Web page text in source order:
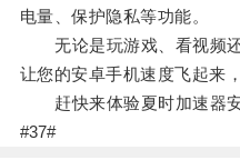
电量、保护隐私等功能。
无论是玩游戏、看视频还
让您的安卓手机速度飞起来
赶快来体验夏时加速器安
#37#